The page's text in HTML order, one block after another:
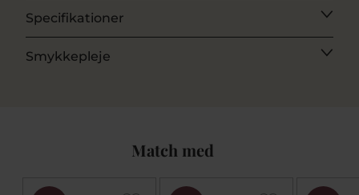
Specifikationer
Smykkepleje
Match med